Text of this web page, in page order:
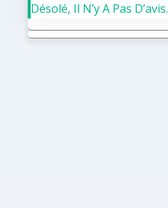
Désolé, Il N’y A Pas D’avis.